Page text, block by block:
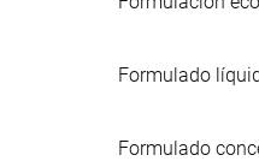
Formulado
Formulado